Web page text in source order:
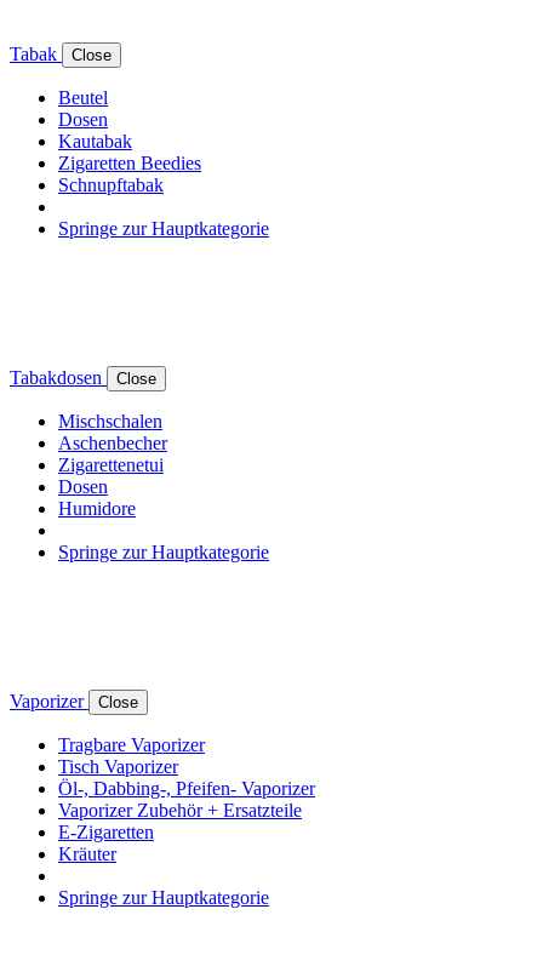
Tabak Close
Beutel
Dosen
Kautabak
Zigaretten Beedies
Schnupftabak
Springe zur Hauptkategorie
Tabakdosen Close
Mischschalen
Aschenbecher
Zigarettenetui
Dosen
Humidore
Springe zur Hauptkategorie
Vaporizer Close
Tragbare Vaporizer
Tisch Vaporizer
Öl-, Dabbing-, Pfeifen- Vaporizer
Vaporizer Zubehör + Ersatzteile
E-Zigaretten
Kräuter
Springe zur Hauptkategorie